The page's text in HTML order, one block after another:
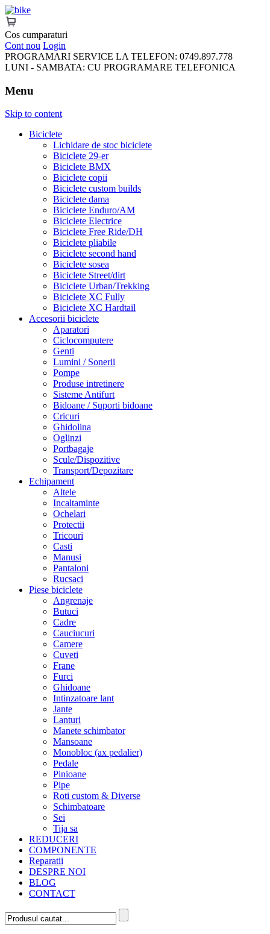
FreeRideBikes
Cos cumparaturi
Cont nou Login
PROGRAMARI SERVICE LA TELEFON: 0749.897.778
LUNI - SAMBATA: CU PROGRAMARE TELEFONICA
Menu
Skip to content
Biciclete
Lichidare de stoc biciclete
Biciclete 29-er
Biciclete BMX
Biciclete copii
Biciclete custom builds
Biciclete dama
Biciclete Enduro/AM
Biciclete Electrice
Biciclete Free Ride/DH
Biciclete pliabile
Biciclete second hand
Biciclete sosea
Biciclete Street/dirt
Biciclete Urban/Trekking
Biciclete XC Fully
Biciclete XC Hardtail
Accesorii biciclete
Aparatori
Ciclocomputere
Genti
Lumini / Sonerii
Pompe
Produse intretinere
Sisteme Antifurt
Bidoane / Suporti bidoane
Cricuri
Ghidolina
Oglinzi
Portbagaje
Scule/Dispozitive
Transport/Depozitare
Echipament
Altele
Incaltaminte
Ochelari
Protectii
Tricouri
Casti
Manusi
Pantaloni
Rucsaci
Piese biciclete
Angrenaje
Butuci
Cadre
Cauciucuri
Camere
Cuveti
Frane
Furci
Ghidoane
Intinzatoare lant
Jante
Lanturi
Manete schimbator
Mansoane
Monobloc (ax pedalier)
Pedale
Pinioane
Pipe
Roti custom & Diverse
Schimbatoare
Sei
Tija sa
REDUCERI
COMPONENTE
Reparatii
DESPRE NOI
BLOG
CONTACT